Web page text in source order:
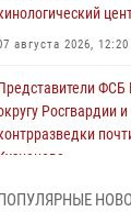
августа 2026, 12:20
ФСБ
Росгвардии